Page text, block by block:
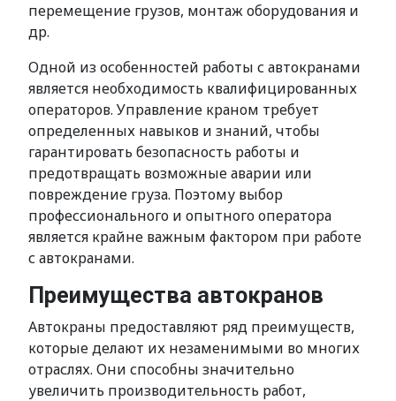
перемещение грузов, монтаж оборудования и
др.
Одной из особенностей работы с автокранами
является необходимость квалифицированных
операторов. Управление краном требует
определенных навыков и знаний, чтобы
гарантировать безопасность работы и
предотвращать возможные аварии или
повреждение груза. Поэтому выбор
профессионального и опытного оператора
является крайне важным фактором при работе
с автокранами.
Преимущества автокранов
Автокраны предоставляют ряд преимуществ,
которые делают их незаменимыми во многих
отраслях. Они способны значительно
увеличить производительность работ,